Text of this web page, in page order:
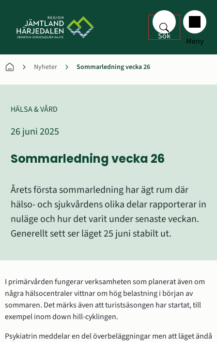
Sök Meny
Nyheter Sommarledning vecka 26
Sommarledning vecka 26
26 juni 2025
HÄLSA & VÅRD
Årets första sommarledning har ägt rum där
hälso- och sjukvårdens olika delar rapporterar in
nuläge och hur det varit under senaste veckan.
Generellt sett ser läget 25 juni stabilt ut.
I primärvården fungerar verksamheten som planerat även om
några hälsocentraler vittnar om hög belastning i början av
sommaren. Det märks även att turistsäsongen har startat, till
exempel inom down hill-cyklingen.
Psykiatrin meddelar en del överbeläggningar men att läget ändå